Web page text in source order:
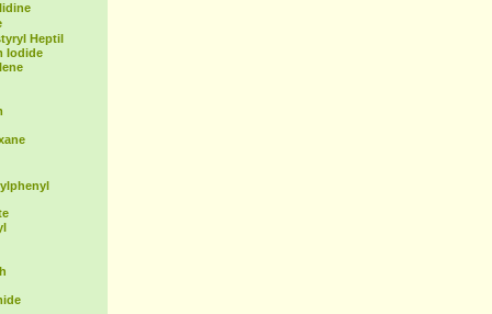
Heptil
Iodide